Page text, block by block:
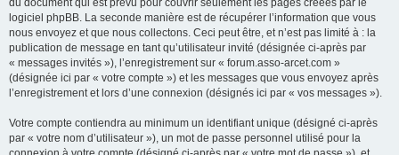
du document qui est prévu pour couvrir seulement les pages créées par le
logiciel phpBB. La seconde manière est de récupérer l’information que vous
nous envoyez et que nous collectons. Ceci peut être, et n’est pas limité à : la
publication de message en tant qu’utilisateur invité (désignée ci-après par
« messages invités »), l’enregistrement sur « forum.asso-arcet.com »
(désignée ici par « votre compte ») et les messages que vous envoyez après
l’enregistrement et lors d’une connexion (désignés ici par « vos messages »).
Votre compte contiendra au minimum un identifiant unique (désigné ci-après
par « votre nom d’utilisateur »), un mot de passe personnel utilisé pour la